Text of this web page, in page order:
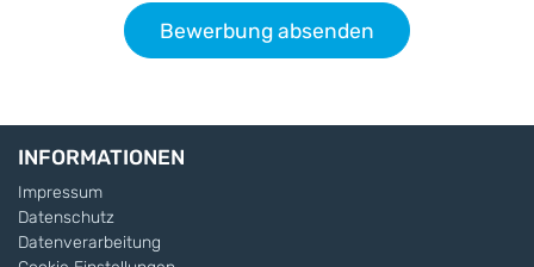
Bewerbung absenden
INFORMATIONEN
Impressum
Datenschutz
Datenverarbeitung